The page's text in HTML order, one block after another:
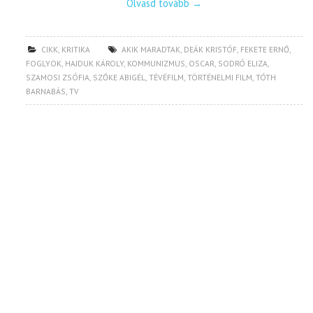
Olvasd tovább →
CIKK KRITIKA AKIK MARADTAK DEÁK KRISTÓF FEKETE ERNŐ
FOGLYOK HAJDUK KÁROLY, KOMMUNIZMUS OSCAR SODRÓ ELIZA
SZAMOSI ZSÓFIA SZŐKE ABIGÉL ,TÉVÉFILM ,TÖRTÉNELMI FILM ,TÓTH
BARNABÁS ,TV